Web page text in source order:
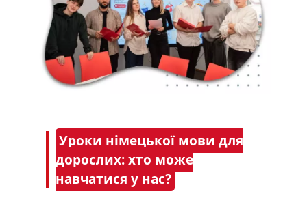
Уроки німецької мови для
дорослих: хто може
навчатися у нас?